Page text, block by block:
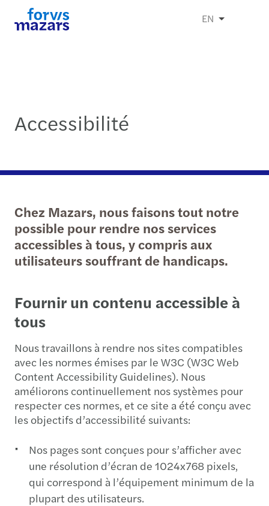
EN
Accessibilité
Chez Mazars, nous faisons tout notre
possible pour rendre nos services
accessibles à tous, y compris aux
utilisateurs souffrant de handicaps.
Fournir un contenu accessible à
tous
Nous travaillons à rendre nos sites compatibles
avec les normes émises par le W3C (W3C Web
Content Accessibility Guidelines). Nous
améliorons continuellement nos systèmes pour
respecter ces normes, et ce site a été conçu avec
les objectifs d’accessibilité suivants:
Nos pages sont conçues pour s’afficher avec
une résolution d’écran de 1024x768 pixels,
qui correspond à l’équipement minimum de la
plupart des utilisateurs.